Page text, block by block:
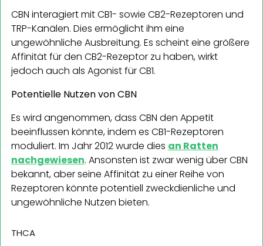
CBN interagiert mit CB1- sowie CB2-Rezeptoren und
TRP-Kanälen. Dies ermöglicht ihm eine
ungewöhnliche Ausbreitung. Es scheint eine größere
Affinität für den CB2-Rezeptor zu haben, wirkt
jedoch auch als Agonist für CB1.
Potentielle Nutzen von CBN
Es wird angenommen, dass CBN den Appetit
beeinflussen könnte, indem es CB1-Rezeptoren
moduliert. Im Jahr 2012 wurde dies an Ratten
nachgewiesen. Ansonsten ist zwar wenig über CBN
bekannt, aber seine Affinität zu einer Reihe von
Rezeptoren könnte potentiell zweckdienliche und
ungewöhnliche Nutzen bieten.
THCA